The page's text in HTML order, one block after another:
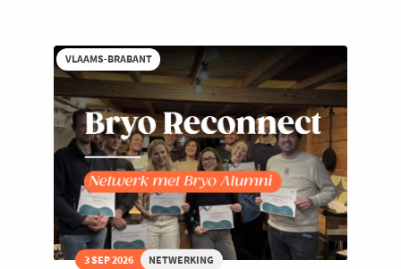
Valk
VLAAMS-BRABANT
3 SEP 2026 NETWERKING